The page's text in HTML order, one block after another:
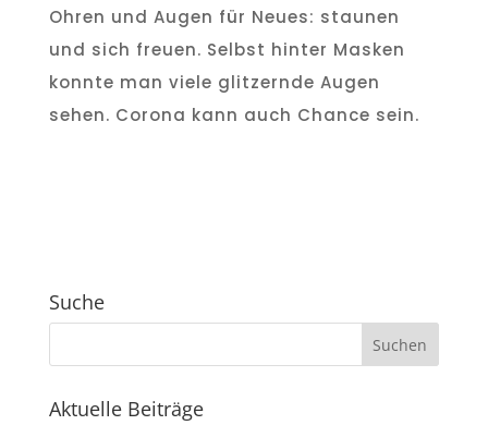
Ohren und Augen für Neues: staunen
und sich freuen. Selbst hinter Masken
konnte man viele glitzernde Augen
sehen. Corona kann auch Chance sein.
Suche
Aktuelle Beiträge